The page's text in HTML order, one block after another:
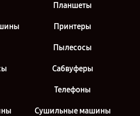
Планшеты
Принтеры
Пылесосы
Сабвуферы
Телефоны
Сушильные машины